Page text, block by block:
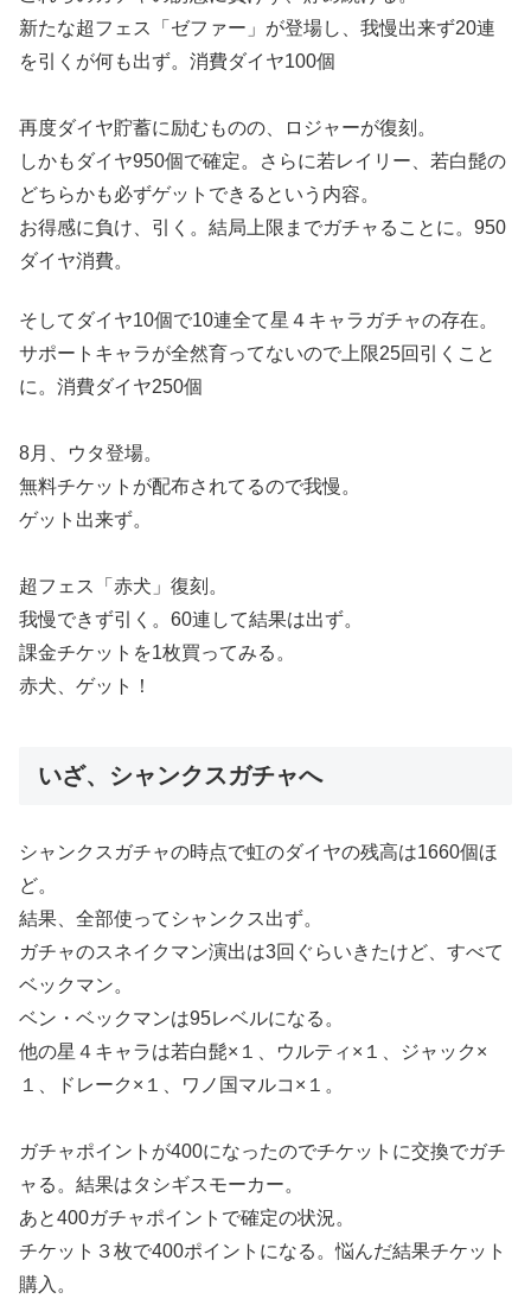
新たな超フェス「ゼファー」が登場し、我慢出来ず20連
を引くが何も出ず。消費ダイヤ100個
再度ダイヤ貯蓄に励むものの、ロジャーが復刻。
しかもダイヤ950個で確定。さらに若レイリー、若白髭の
どちらかも必ずゲットできるという内容。
お得感に負け、引く。結局上限までガチャることに。950
ダイヤ消費。
そしてダイヤ10個で10連全て星４キャラガチャの存在。
サポートキャラが全然育ってないので上限25回引くこと
に。消費ダイヤ250個
8月、ウタ登場。
無料チケットが配布されてるので我慢。
ゲット出来ず。
超フェス「赤犬」復刻。
我慢できず引く。60連して結果は出ず。
課金チケットを1枚買ってみる。
赤犬、ゲット！
いざ、シャンクスガチャへ
シャンクスガチャの時点で虹のダイヤの残高は1660個ほ
ど。
結果、全部使ってシャンクス出ず。
ガチャのスネイクマン演出は3回ぐらいきたけど、すべて
ベックマン。
ベン・ベックマンは95レベルになる。
他の星４キャラは若白髭×１、ウルティ×１、ジャック×
１、ドレーク×１、ワノ国マルコ×１。
ガチャポイントが400になったのでチケットに交換でガチ
ャる。結果はタシギスモーカー。
あと400ガチャポイントで確定の状況。
チケット３枚で400ポイントになる。悩んだ結果チケット
購入。